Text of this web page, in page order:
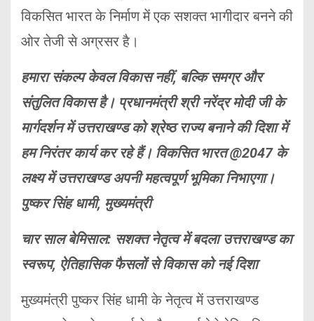
विकसित भारत के निर्माण में एक सशक्त भागीदार बनने की
ओर तेजी से अग्रसर है।
हमारा संकल्प केवल विकास नहीं, बल्कि समग्र और
संतुलित विकास है। प्रधानमंत्री श्री नरेंद्र मोदी जी के
मार्गदर्शन में उत्तराखण्ड को श्रेष्ठ राज्य बनाने की दिशा में
हम निरंतर कार्य कर रहे हैं। विकसित भारत @2047 के
लक्ष्य में उत्तराखण्ड अपनी महत्वपूर्ण भूमिका निभाएगा।
पुष्कर सिंह धामी, मुख्यमंत्री
चार साल बेमिसाल: सशक्त नेतृत्व में बदला उत्तराखण्ड का
स्वरूप, ऐतिहासिक फैसलों से विकास को नई दिशा
मुख्यमंत्री पुष्कर सिंह धामी के नेतृत्व में उत्तराखण्ड